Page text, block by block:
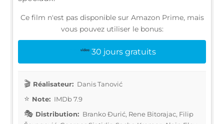
Ce film n'est pas disponible sur Amazon Prime, mais
vous pouvez utiliser le bonus:
30 jours gratuits
Réalisateur: Danis Tanović
Note: IMDb 7.9
Distribution: Branko Đurić, Rene Bitorajac, Filip